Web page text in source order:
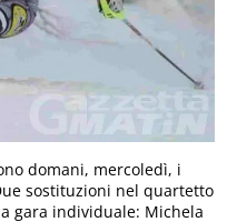
domani, mercoledì, i
sostituzioni nel quartetto
gara individuale: Michela